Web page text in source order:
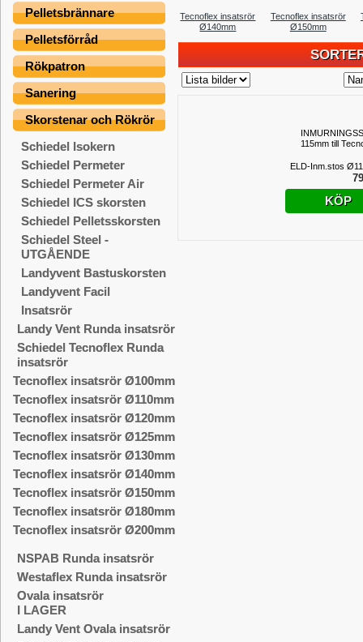
Pelletsbrännare
Pelletsförråd
Rökpatron
Sanering
Skorstenar och Rökrör
Schiedel Isokern
Schiedel Permeter
Schiedel Permeter Air
Schiedel ICS skorsten
Schiedel Pelletsskorsten
Schiedel Steel -
UTGÅENDE
Landyvent Bastuskorsten
Landyvent Facil
Insatsrör
Landy Vent Runda insatsrör
Schiedel Tecnoflex Runda
insatsrör
Tecnoflex insatsrör Ø100mm
Tecnoflex insatsrör Ø110mm
Tecnoflex insatsrör Ø120mm
Tecnoflex insatsrör Ø125mm
Tecnoflex insatsrör Ø130mm
Tecnoflex insatsrör Ø140mm
Tecnoflex insatsrör Ø150mm
Tecnoflex insatsrör Ø180mm
Tecnoflex insatsrör Ø200mm
NSPAB Runda insatsrör
Westaflex Runda insatsrör
Ovala insatsrör
I LAGER
Landy Vent Ovala insatsrör
Tecnoflex insatsrör
Ø140mm
Tecnoflex insatsrör
Ø150mm
115mm till
ELD-Inm.stos
KÖP